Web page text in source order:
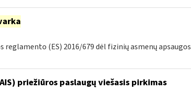
reglamento (ES) 2016/679 dėl fizinių asmenų apsaugos
priežiūros paslaugų viešasis pirkimas